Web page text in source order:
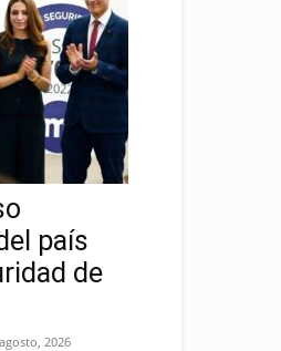
país
de
2026